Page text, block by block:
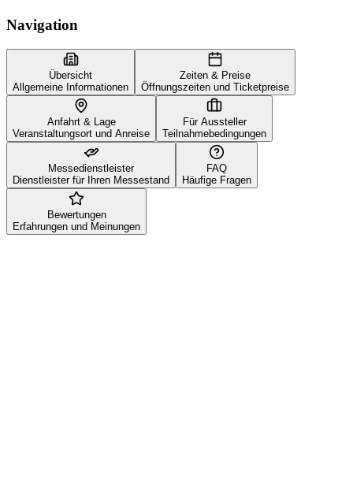
Navigation
Übersicht
Allgemeine Informationen
Zeiten & Preise
Öffnungszeiten und Ticketpreise
Anfahrt & Lage
Veranstaltungsort und Anreise
Für Aussteller
Teilnahmebedingungen
Messedienstleister
Dienstleister für Ihren Messestand
FAQ
Häufige Fragen
Bewertungen
Erfahrungen und Meinungen